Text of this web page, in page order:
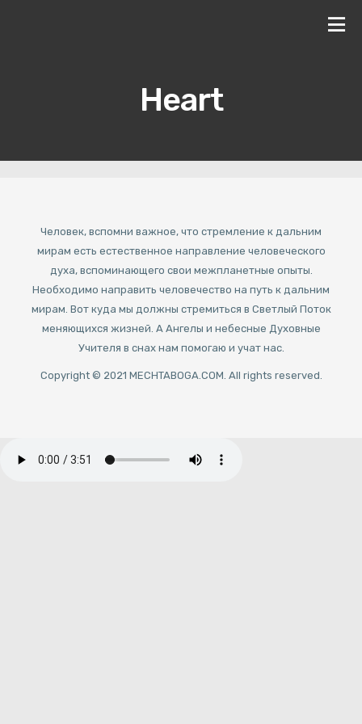
Heart
Человек, вспомни важное, что стремление к дальним
мирам есть естественное направление человеческого
духа, вспоминающего свои межпланетные опыты.
Необходимо направить человечество на путь к дальним
мирам. Вот куда мы должны стремиться в Светлый Поток
меняющихся жизней. А Ангелы и небесные Духовные
Учителя в снах нам помогаю и учат нас.
Copyright © 2021 MECHTABOGA.COM. All rights reserved.